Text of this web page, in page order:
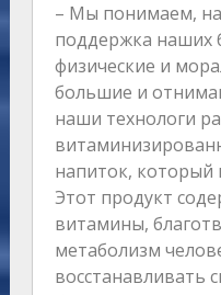
– Мы понимаем,
поддержка наших
физические и
большие и
наши технологи
напиток, который
Этот продукт
витамины,
метаболизм
восстанавливать